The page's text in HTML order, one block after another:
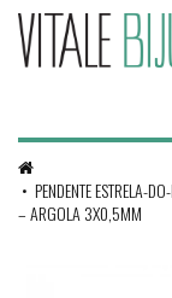
PENDENTE ESTRELA-
– ARGOLA 3X0,5MM